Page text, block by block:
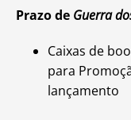
Prazo de Guerra
Caixas de
para
lançamento